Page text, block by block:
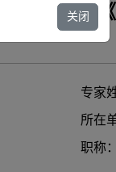
兹聘请
专家
所在
职称
关闭